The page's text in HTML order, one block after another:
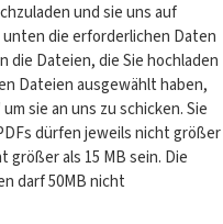
und sie uns auf
unten die erforderlichen Daten
die Dateien, die Sie hochladen
Dateien ausgewählt haben,
sie an uns zu schicken. Sie
dürfen jeweils nicht größer
größer als 15 MB sein. Die
darf 50MB nicht